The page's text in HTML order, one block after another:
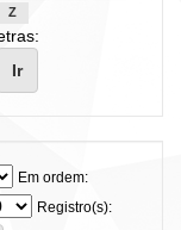
Z
Em ordem:
Registro(s):